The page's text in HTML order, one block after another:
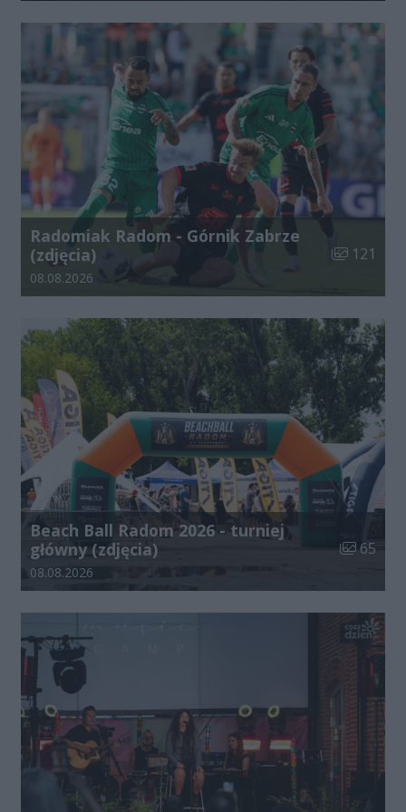
Radomiak Radom - Górnik Zabrze
(zdjęcia)
Liczba
121
Data dodania galerii:
08.08.2026
Beach Ball Radom 2026 - turniej
główny (zdjęcia)
Liczba
65
Data dodania galerii:
08.08.2026